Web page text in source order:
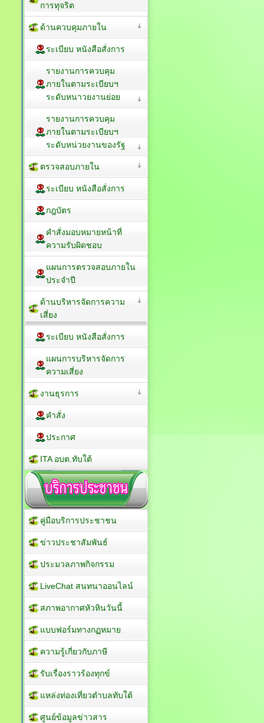
การทุจริต
ด้านควบคุมภายใน
ระเบียบ หนังสือสั่งการ
รายงานการควบคุม
ภายในตามระเบียบฯ
ระดับหนาวยงานย่อย
รายงานการควบคุม
ภายในตามระเบียบฯ
ระดับหน่วยงานของรัฐ
ตรวจสอบภายใน
ระเบียบ หนังสือสั่งการ
กฎบัตร
คำสั่งมอบหมายหน้าที่
ความรับผิดชอบ
แผนการตรวจสอบภายใน
ประจำปี
ด้านบริหารจัดการความ
เสี่ยง
ระเบียบ หนังสือสั่งการ
แผนการบริหารจัดการ
ความเสี่ยง
งานธุรการ
คำสั่ง
ประกาศ
ITA อบต.ทับใต้
คู่มือบริการประชาชน
ข่าวประชาสัมพันธ์
ประมวลภาพกิจกรรม
LiveChat สนทนาออนไลน์
สภาพอากาศหัวหินวันนี้
แบบฟอร์มทางกฏหมาย
ความรู้เกี่ยวกับภาษี
รับเรื่องราวร้องทุกข์
แหล่งท่องเที่ยวตำบลทับใต้
ศูนย์ข้อมูลข่าวสาร